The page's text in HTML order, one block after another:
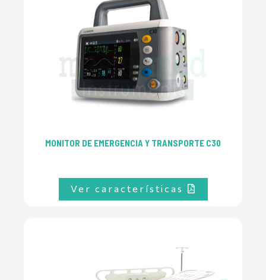
MONITOR DE EMERGENCIA Y TRANSPORTE C30
Ver características